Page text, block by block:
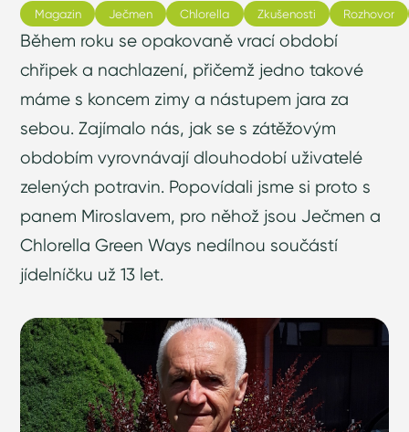
Magazin
Ječmen Chlorella Zkušenosti Rozhovor
Během roku se opakovaně vrací období
chřipek a nachlazení, přičemž jedno takové
máme s koncem zimy a nástupem jara za
sebou. Zajímalo nás, jak se s zátěžovým
obdobím vyrovnávají dlouhodobí uživatelé
zelených potravin. Popovídali jsme si proto s
panem Miroslavem, pro něhož jsou Ječmen a
Chlorella Green Ways nedílnou součástí
jídelníčku už 13 let.